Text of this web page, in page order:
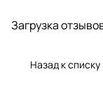
Загрузка
Назад к списку